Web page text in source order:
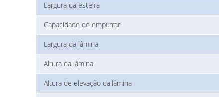
Largura da esteira
Capacidade de empurrar
Largura da lâmina
Altura da lâmina
Altura de elevação da lâmina